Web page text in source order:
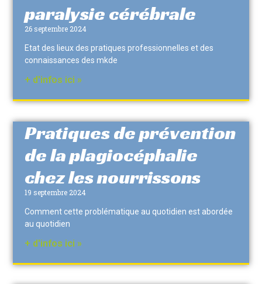
paralysie cérébrale
26 septembre 2024
Etat des lieux des pratiques professionnelles et des
connaissances des mkde
+ d'infos ici »
Pratiques de prévention
de la plagiocéphalie
chez les nourrissons
19 septembre 2024
Comment cette problématique au quotidien est abordée
au quotidien
+ d'infos ici »